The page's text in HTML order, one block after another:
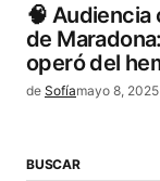
🧠 Audiencia
de
operó del
de Sofíamayo 8, 2025
BUSCAR